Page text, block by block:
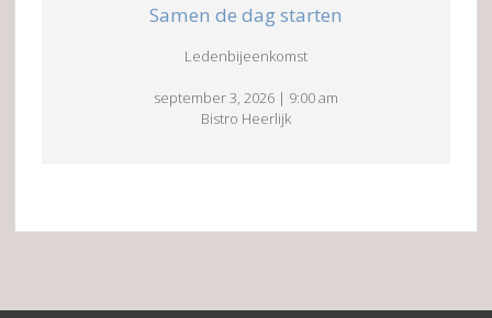
Samen de dag starten
Ledenbijeenkomst
september 3, 2026 | 9:00 am
Bistro Heerlijk